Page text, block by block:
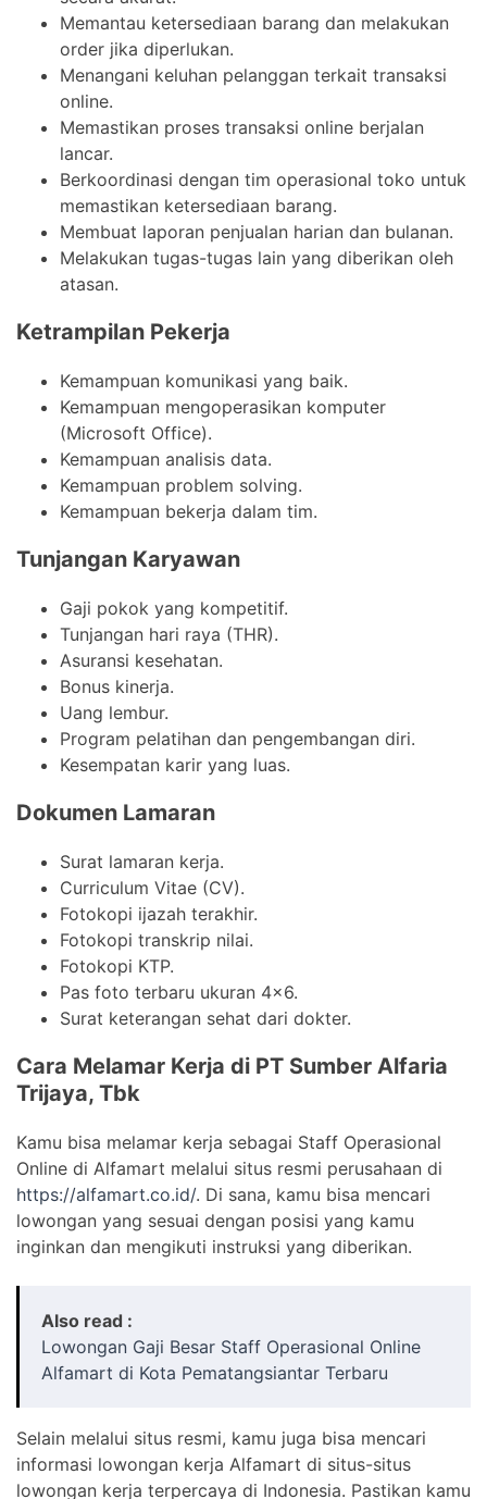
Memantau ketersediaan barang dan melakukan
order jika diperlukan.
Menangani keluhan pelanggan terkait transaksi
online.
Memastikan proses transaksi online berjalan
lancar.
Berkoordinasi dengan tim operasional toko untuk
memastikan ketersediaan barang.
Membuat laporan penjualan harian dan bulanan.
Melakukan tugas-tugas lain yang diberikan oleh
atasan.
Ketrampilan Pekerja
Kemampuan komunikasi yang baik.
Kemampuan mengoperasikan komputer
(Microsoft Office).
Kemampuan analisis data.
Kemampuan problem solving.
Kemampuan bekerja dalam tim.
Tunjangan Karyawan
Gaji pokok yang kompetitif.
Tunjangan hari raya (THR).
Asuransi kesehatan.
Bonus kinerja.
Uang lembur.
Program pelatihan dan pengembangan diri.
Kesempatan karir yang luas.
Dokumen Lamaran
Surat lamaran kerja.
Curriculum Vitae (CV).
Fotokopi ijazah terakhir.
Fotokopi transkrip nilai.
Fotokopi KTP.
Pas foto terbaru ukuran 4×6.
Surat keterangan sehat dari dokter.
Cara Melamar Kerja di PT Sumber Alfaria
Trijaya, Tbk
Kamu bisa melamar kerja sebagai Staff Operasional
Online di Alfamart melalui situs resmi perusahaan di
https://alfamart.co.id/. Di sana, kamu bisa mencari
lowongan yang sesuai dengan posisi yang kamu
inginkan dan mengikuti instruksi yang diberikan.
Also read :
Lowongan Gaji Besar Staff Operasional Online
Alfamart di Kota Pematangsiantar Terbaru
Selain melalui situs resmi, kamu juga bisa mencari
informasi lowongan kerja Alfamart di situs-situs
lowongan kerja terpercaya di Indonesia. Pastikan kamu